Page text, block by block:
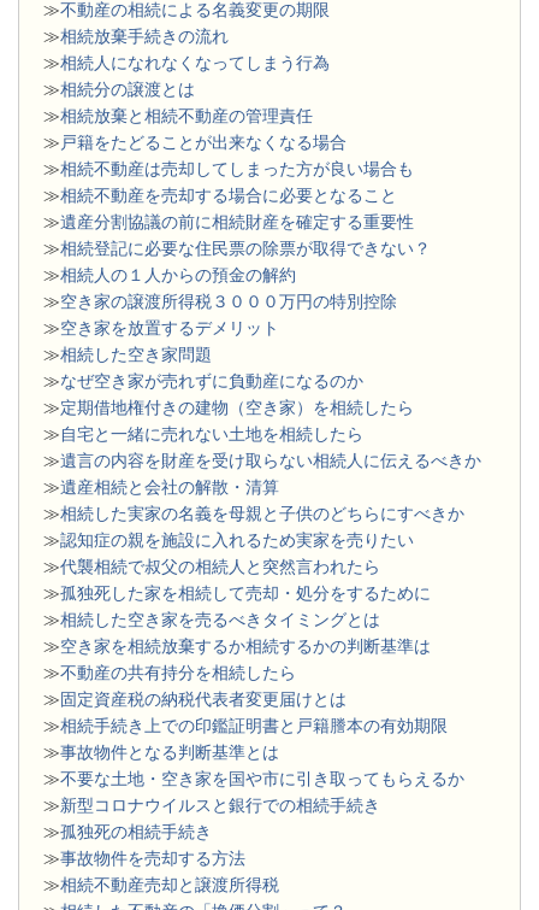
≫不動産の相続による名義変更の期限
≫相続放棄手続きの流れ
≫相続人になれなくなってしまう行為
≫相続分の譲渡とは
​≫相続放棄と相続不動産の管理責任
≫ 戸籍をたどることが出来なくなる場合
≫相続不動産は売却してしまった方が良い場合も
≫相続不動産を売却する場合に必要となること
≫遺産分割協議の前に相続財産を確定する重要性
≫相続登記に必要な住民票の除票が取得できない？
≫相続人の１人からの預金の解約
≫空き家の譲渡所得税３０００万円の特別控除
≫空き家を放置するデメリット
≫相続した空き家問題
​≫なぜ空き家が売れずに負動産になるのか
≫定期借地権付きの建物（空き家）を相続したら
≫自宅と一緒に売れない土地を相続したら
≫遺言の内容を財産を受け取らない相続人に伝えるべきか
≫遺産相続と会社の解散・清算
≫相続した実家の名義を母親と子供のどちらにすべきか
≫認知症の親を施設に入れるため実家を売りたい
≫代襲相続で叔父の相続人と突然言われたら
≫孤独死した家を相続して売却・処分をするために
≫相続した空き家を売るべきタイミングとは
≫空き家を相続放棄するか相続するかの判断基準は
≫不動産の共有持分を相続したら
≫固定資産税の納税代表者変更届けとは
≫相続手続き上での印鑑証明書と戸籍謄本の有効期限
≫事故物件となる判断基準とは
≫不要な土地・空き家を国や市に引き取ってもらえるか
≫新型コロナウイルスと銀行での相続手続き
≫孤独死の相続手続き
≫事故物件を売却する方法
≫相続不動産売却と譲渡所得税